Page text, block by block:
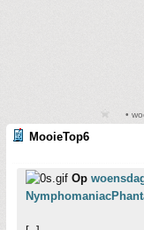
•
MooieTop6
Op